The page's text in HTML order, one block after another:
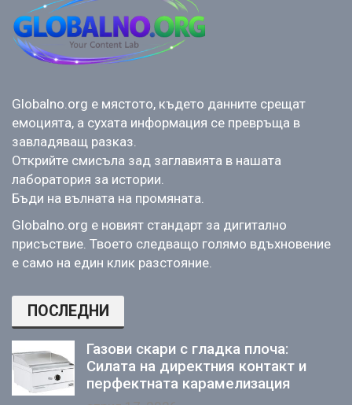
Globalno.org е мястото, където данните срещат
емоцията, а сухата информация се превръща в
завладяващ разказ.
Открийте смисъла зад заглавията в нашата
лаборатория за истории.
Бъди на вълната на промяната.
Globalno.org е новият стандарт за дигитално
присъствие. Твоето следващо голямо вдъхновение
е само на един клик разстояние.
ПОСЛЕДНИ
Газови скари с гладка плоча:
Силата на директния контакт и
перфектната карамелизация